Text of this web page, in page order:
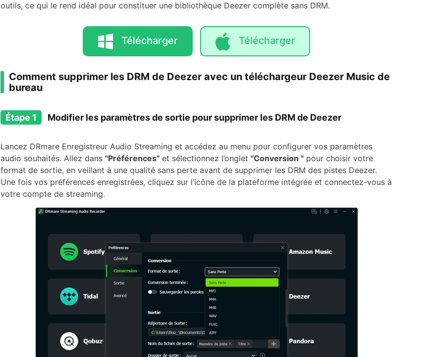
outils, ce qui le rend idéal pour constituer une bibliothèque Deezer complète sans DRM.
Télécharger
Télécharger
Comment supprimer les DRM de Deezer avec un téléchargeur Deezer Music de
bureau
Étape 1 Modifier les paramètres de sortie pour supprimer les DRM de Deezer
Lancez DRmare Enregistreur Audio Streaming et accédez au menu pour configurer vos paramètres
audio souhaités. Allez dans "Préférences" et sélectionnez l’onglet "Conversion " pour choisir votre
format de sortie, en veillant à une qualité sans perte avant de supprimer les DRM des pistes Deezer.
Une fois vos préférences enregistrées, cliquez sur l’icône de la plateforme intégrée et connectez-vous à
votre compte de streaming.